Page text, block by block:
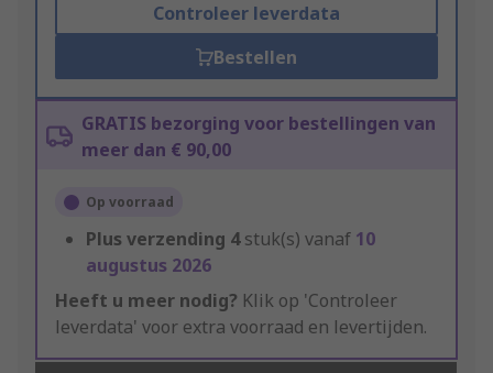
Controleer leverdata
Bestellen
GRATIS bezorging voor bestellingen van
meer dan € 90,00
Op voorraad
Plus verzending 4stuk(s) vanaf 10
augustus 2026
Heeft u meer nodig? Klik op 'Controleer
leverdata' voor extra voorraad en levertijden.